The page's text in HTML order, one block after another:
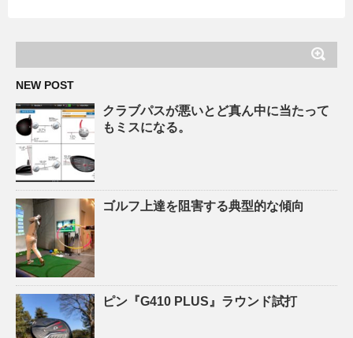
NEW POST
クラブパスが悪いとど真ん中に当たって
もミスになる。
ゴルフ上達を阻害する典型的な傾向
ピン『G410 PLUS』ラウンド試打